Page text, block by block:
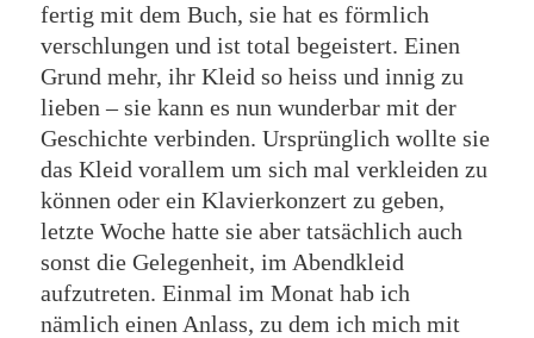
fertig mit dem Buch, sie hat es förmlich
verschlungen und ist total begeistert. Einen
Grund mehr, ihr Kleid so heiss und innig zu
lieben – sie kann es nun wunderbar mit der
Geschichte verbinden. Ursprünglich wollte sie
das Kleid vorallem um sich mal verkleiden zu
können oder ein Klavierkonzert zu geben,
letzte Woche hatte sie aber tatsächlich auch
sonst die Gelegenheit, im Abendkleid
aufzutreten. Einmal im Monat hab ich
nämlich einen Anlass, zu dem ich mich mit